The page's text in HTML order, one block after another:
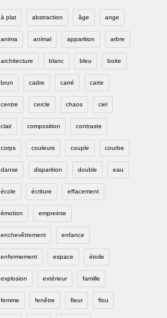
à plat abstraction âge ange
anima animal apparition arbre
architecture blanc bleu boite
brun cadre carré carte
centre cercle chaos ciel
clair composition contraste
corps couleurs couple courbe
danse disparition double eau
école écriture effacement
émotion empreinte
enchevêtrement enfance
enfermement espace étoile
explosion extérieur famille
femme fenêtre fleur flou